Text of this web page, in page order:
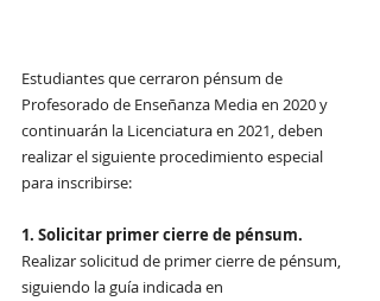
Estudiantes que cerraron pénsum de
Profesorado de Enseñanza Media en 2020 y
continuarán la Licenciatura en 2021, deben
realizar el siguiente procedimiento especial
para inscribirse:
1. Solicitar primer cierre de pénsum.
Realizar solicitud de primer cierre de pénsum,
siguiendo la guía indicada en